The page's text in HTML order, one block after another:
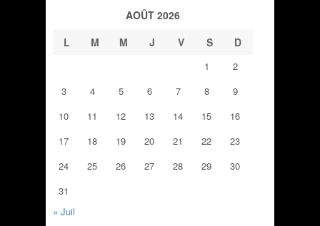
AOÛT 2026
L
M M J V S D
1
2
3
4 5 6 7 8
9
10
11 12 13 14 15
16
17
18 19 20 21 22
23
24
25 26 27 28 29
30
31
« Juil